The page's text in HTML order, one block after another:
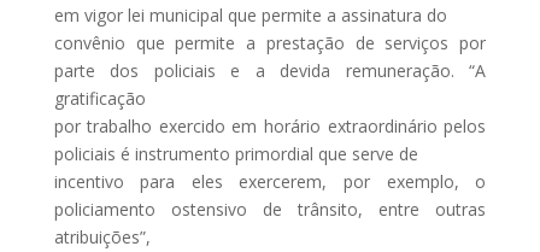
em vigor lei municipal que permite a assinatura do
convênio que permite a prestação de serviços por
parte dos policiais e a devida remuneração. “A
gratificação
por trabalho exercido em horário extraordinário pelos
policiais é instrumento primordial que serve de
incentivo para eles exercerem, por exemplo, o
policiamento ostensivo de trânsito, entre outras
atribuições”,